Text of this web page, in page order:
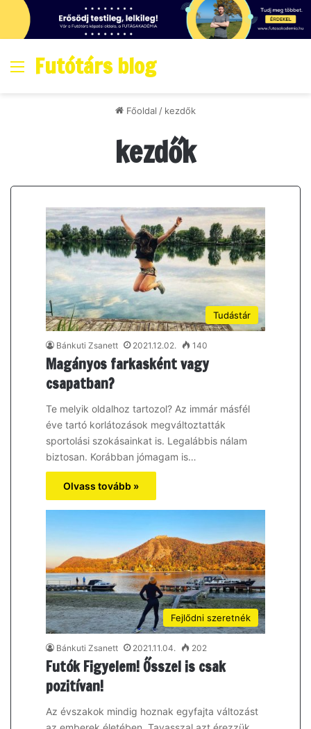
Menő
Futótárs blog
Főoldal / kezdők
kezdők
Tudástár
Bánkuti Zsanett 2021.12.02. 140
Magányos farkasként vagy
csapatban?
Te melyik oldalhoz tartozol? Az immár másfél
éve tartó korlátozások megváltoztatták
sportolási szokásainkat is. Legalábbis nálam
biztosan. Korábban jómagam is…
Olvass tovább »
Fejlődni szeretnék
Bánkuti Zsanett 2021.11.04. 202
Futók Figyelem! Ősszel is csak
pozitívan!
Az évszakok mindig hoznak egyfajta változást